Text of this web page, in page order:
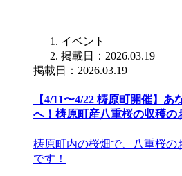
イベント
掲載日：2026.03.19
掲載日：2026.03.19
【4/11〜4/22 梼原町開催】
へ！梼原町産八重桜の収穫の
梼原町内の桜畑で、八重桜の
です！